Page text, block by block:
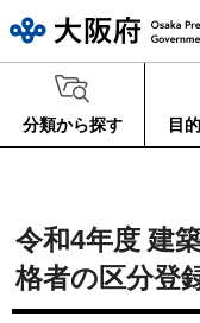
分類から探す 目
令和4年度 建
格者の区分登